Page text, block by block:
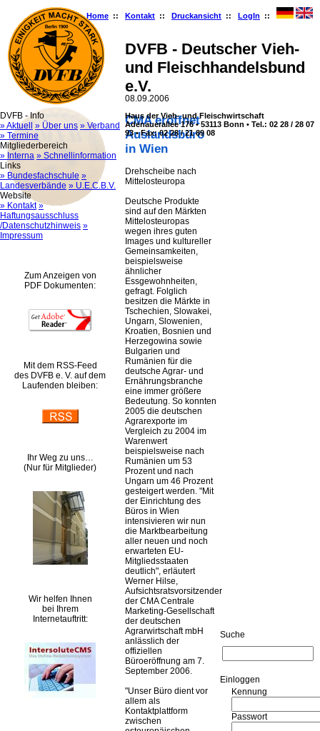
Home :: Kontakt :: Druckansicht :: LogIn ::
DVFB - Deutscher Vieh-
und Fleischhandelsbund
e.V.
Haus der Vieh- und Fleischwirtschaft
Adenauerallee 176 • 53113 Bonn • Tel.: 02 28 / 28 07
93 • Fax: 02 28 / 21 89 08
DVFB - Info
» Aktuell
» Über uns » Verband
» Termine
Mitgliederbereich
» Interna » Schnellinformation
Links
» Bundesfachschule »
Landesverbände » U.E.C.B.V.
Website
» Kontakt »
Haftungsausschluss
/Datenschutzhinweis »
Impressum
Zum Anzeigen von
PDF Dokumenten:
Mit dem RSS-Feed
des DVFB e. V. auf dem
Laufenden bleiben:
Ihr Weg zu uns…
(Nur für Mitglieder)
Wir helfen Ihnen
bei Ihrem
Internetauftritt:
08.09.2006
CMA eröffnet
Auslandsbüro
in Wien
Drehscheibe nach
Mittelosteuropa
Deutsche Produkte
sind auf den Märkten
Mittelosteuropas
wegen ihres guten
Images und kultureller
Gemeinsamkeiten,
beispielsweise
ähnlicher
Essgewohnheiten,
gefragt. Folglich
besitzen die Märkte in
Tschechien, Slowakei,
Ungarn, Slowenien,
Kroatien, Bosnien und
Herzegowina sowie
Bulgarien und
Rumänien für die
deutsche Agrar- und
Ernährungsbranche
eine immer größere
Bedeutung. So konnten
2005 die deutschen
Agrarexporte im
Vergleich zu 2004 im
Warenwert
beispielsweise nach
Rumänien um 53
Prozent und nach
Ungarn um 46 Prozent
gesteigert werden.
Mit
der Einrichtung des
Büros in Wien
intensivieren wir nun
die Marktbearbeitung
aller neuen und noch
erwarteten EU-
Mitgliedsstaaten
deutlich , erläutert
Werner Hilse,
Aufsichtsratsvorsitzender
der CMA Centrale
Marketing-Gesellschaft
der deutschen
Agrarwirtschaft mbH
anlässlich der
offiziellen
Büroeröffnung am 7.
September 2006.
Unser Büro dient vor
allem als
Kontaktplattform
zwischen
Suche
Ein­log­gen
Kennung
Passwort